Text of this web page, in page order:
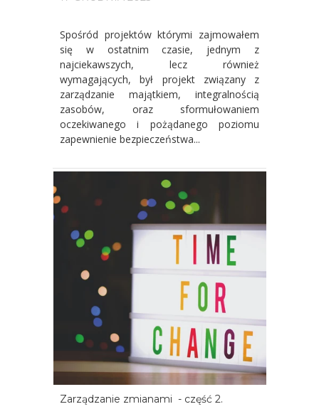
Spośród projektów którymi zajmowałem
się w ostatnim czasie, jednym z
najciekawszych, lecz również
wymagających, był projekt związany z
zarządzanie majątkiem, integralnością
zasobów, oraz sformułowaniem
oczekiwanego i pożądanego poziomu
zapewnienie bezpieczeństwa...
Zarządzanie zmianami - część 2.